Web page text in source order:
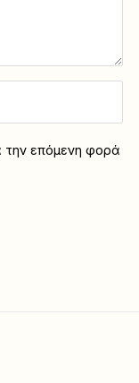
την επόμενη φορά